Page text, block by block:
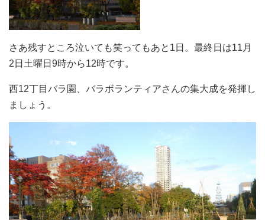
さあ残すところ泣いても笑ってもあと1日。最終日は11月
2日土曜日9時から12時です。
西12丁目バラ園、バラボランティアさんの集大成を発揮し
ましょう。